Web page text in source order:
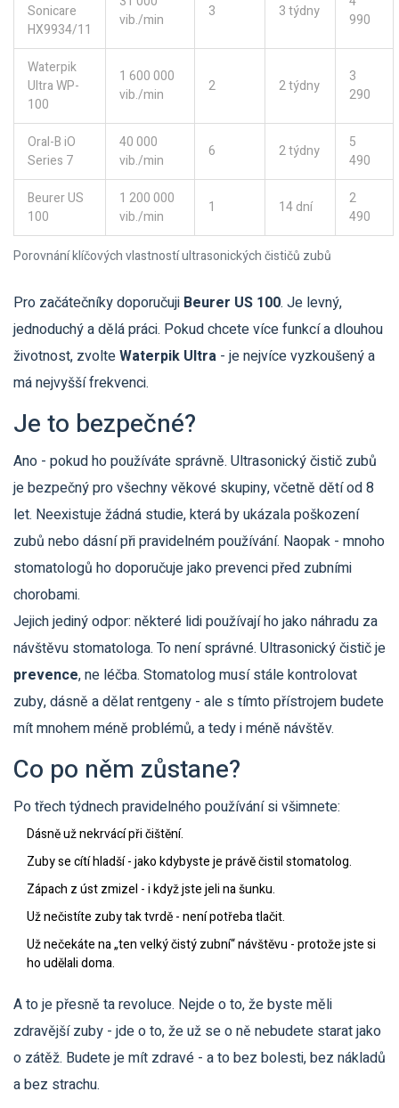
Porovnání klíčových vlastností ultrasonických čističů zubů
Sonicare
HX9934/11
vib./min
3 3 týdny
990
Waterpik
Ultra WP-
100
1 600 000
vib./min
2 2 týdny
3
290
Oral-B iO
Series 7
40 000
vib./min
6 2 týdny
5
490
Beurer US
100
1 200 000
vib./min
1 14 dní
2
490
Pro začátečníky doporučuji Beurer US 100. Je levný,
jednoduchý a dělá práci. Pokud chcete více funkcí a dlouhou
životnost, zvolteWaterpik Ultra - je nejvíce vyzkoušený a
má nejvyšší frekvenci.
Je to bezpečné?
Ano - pokud ho používáte správně. Ultrasonický čistič zubů
je bezpečný pro všechny věkové skupiny, včetně dětí od 8
let. Neexistuje žádná studie, která by ukázala poškození
zubů nebo dásní při pravidelném používání. Naopak - mnoho
stomatologů ho doporučuje jako prevenci před zubními
chorobami.
Jejich jediný odpor: některé lidi používají ho jako náhradu za
návštěvu stomatologa. To není správné. Ultrasonický čistič je
prevence, ne léčba. Stomatolog musí stále kontrolovat
zuby, dásně a dělat rentgeny - ale s tímto přístrojem budete
mít mnohem méně problémů, a tedy i méně návštěv.
Co po něm zůstane?
Po třech týdnech pravidelného používání si všimnete:
Dásně už nekrvácí při čištění.
Zuby se cítí hladší - jako kdybyste je právě čistil stomatolog.
Zápach z úst zmizel - i když jste jeli na šunku.
Už nečistíte zuby tak tvrdě - není potřeba tlačit.
Už nečekáte na „ten velký čistý zubní“ návštěvu - protože jste si
ho udělali doma.
A to je přesně ta revoluce. Nejde o to, že byste měli
zdravější zuby - jde o to, že už se o ně nebudete starat jako
o zátěž. Budete je mít zdravé - a to bez bolesti, bez nákladů
a bez strachu.